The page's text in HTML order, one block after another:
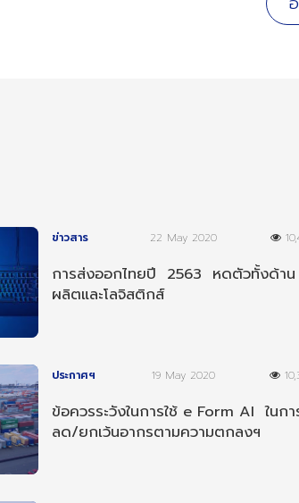
ข่าวสาร 22 May 2020
การส่งออกไทยปี 2563 หดตัวทั้งด้าน
ผลิตและโลจิสติกส์
ประกาศฯ 19 May 2020
ข้อควรระวังในการใช้ e Form AI ในกา
ลด/ยกเว้นอากรตามความตกลงฯ